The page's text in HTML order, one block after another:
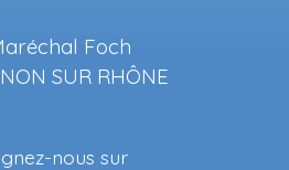
Foch
SUR RHÔNE
nous sur